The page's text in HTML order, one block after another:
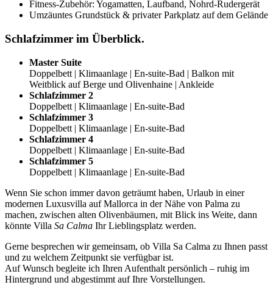
Fitness-Zubehör: Yogamatten, Laufband, Nohrd-Rudergerät
Umzäuntes Grundstück & privater Parkplatz auf dem Gelände
Schlafzimmer im Überblick.
Master Suite
Doppelbett | Klimaanlage | En-suite-Bad | Balkon mit
Weitblick auf Berge und Olivenhaine | Ankleide
Schlafzimmer 2
Doppelbett | Klimaanlage | En-suite-Bad
Schlafzimmer 3
Doppelbett | Klimaanlage | En-suite-Bad
Schlafzimmer 4
Doppelbett | Klimaanlage | En-suite-Bad
Schlafzimmer 5
Doppelbett | Klimaanlage | En-suite-Bad
Wenn Sie schon immer davon geträumt haben, Urlaub in einer
modernen Luxusvilla auf Mallorca in der Nähe von Palma zu
machen, zwischen alten Olivenbäumen, mit Blick ins Weite, dann
könnte Villa Sa Calma Ihr Lieblingsplatz werden.
Gerne besprechen wir gemeinsam, ob Villa Sa Calma zu Ihnen passt
und zu welchem Zeitpunkt sie verfügbar ist.
Auf Wunsch begleite ich Ihren Aufenthalt persönlich – ruhig im
Hintergrund und abgestimmt auf Ihre Vorstellungen.